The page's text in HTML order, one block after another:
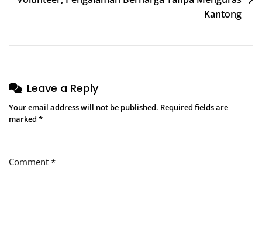
Kantong
Leave a Reply
Your email address will not be published. Required fields are
marked *
Comment *